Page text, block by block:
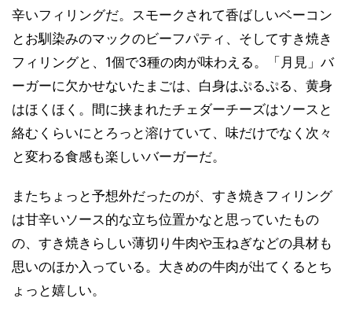
辛いフィリングだ。スモークされて香ばしいベーコン
とお馴染みのマックのビーフパティ、そしてすき焼き
フィリングと、1個で3種の肉が味わえる。「月見」バ
ーガーに欠かせないたまごは、白身はぷるぷる、黄身
はほくほく。間に挟まれたチェダーチーズはソースと
絡むくらいにとろっと溶けていて、味だけでなく次々
と変わる食感も楽しいバーガーだ。
またちょっと予想外だったのが、すき焼きフィリング
は甘辛いソース的な立ち位置かなと思っていたもの
の、すき焼きらしい薄切り牛肉や玉ねぎなどの具材も
思いのほか入っている。大きめの牛肉が出てくるとち
ょっと嬉しい。